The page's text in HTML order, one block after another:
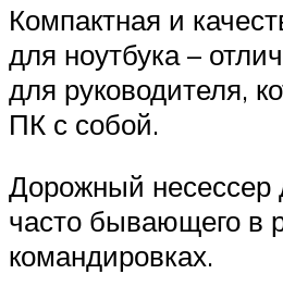
Компактная и
для ноутбука –
для руководителя,
ПК с собой.
Дорожный
часто бывающего в
командировках.